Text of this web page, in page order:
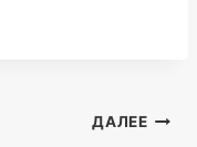
ДАЛЕЕ